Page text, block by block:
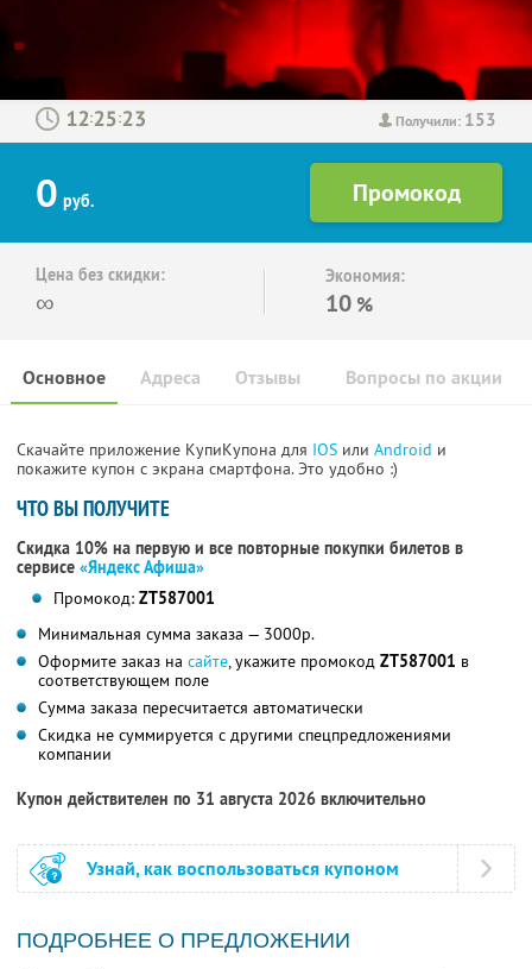
Получили: 153
: :
0 руб.
Цена без скидки:
∞
Экономия:
10 %
Основное Отзывы Вопросы по акции
Адреса
Скачайте приложение КупиКупона для IOS или Android и
покажите купон с экрана смартфона. Это удобно :)
ЧТО ВЫ ПОЛУЧИТЕ
Скидка 10% на первую и все повторные покупки билетов в
сервисе «Яндекс Афиша»
Промокод: ZT587001
Минимальная сумма заказа — 3000р.
Оформите заказ на сайте, укажите промокод ZT587001 в
соответствующем поле
Сумма заказа пересчитается автоматически
Скидка не суммируется с другими спецпредложениями
компании
Купон действителен по 31 августа 2026 включительно
Узнай, как воспользоваться купоном
ПОДРОБНЕЕ О ПРЕДЛОЖЕНИИ